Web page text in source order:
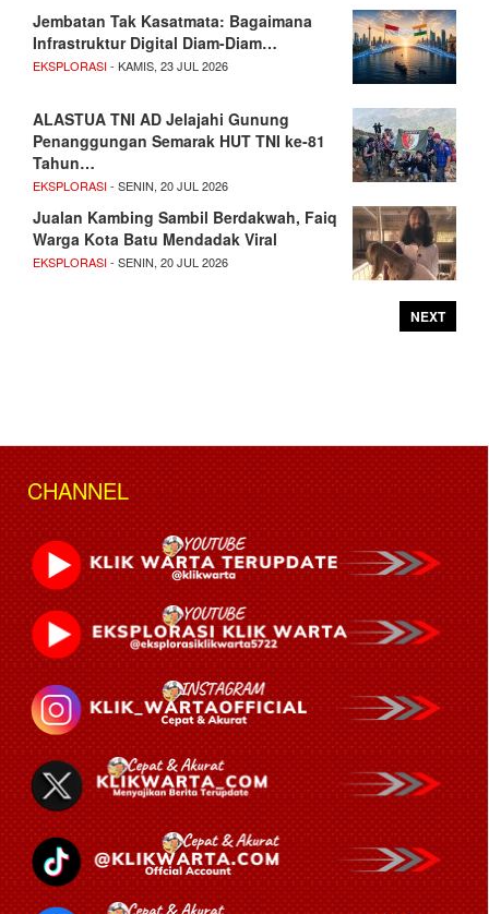
Jembatan Tak Kasatmata: Bagaimana
Infrastruktur Digital Diam-Diam…
EKSPLORASI- KAMIS, 23 JUL 2026
ALASTUA TNI AD Jelajahi Gunung
Penanggungan Semarak HUT TNI ke-81
Tahun…
EKSPLORASI- SENIN, 20 JUL 2026
Jualan Kambing Sambil Berdakwah, Faiq
Warga Kota Batu Mendadak Viral
EKSPLORASI- SENIN, 20 JUL 2026
NEXT
CHANNEL